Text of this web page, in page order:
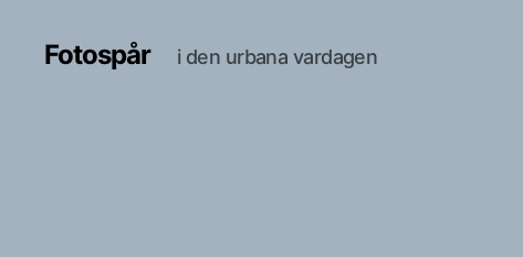
Fotospår i den urbana vardagen